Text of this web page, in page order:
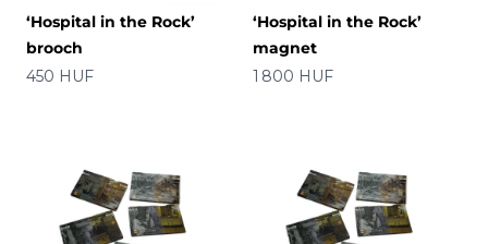
‘Hospital in the Rock’
brooch
价格
450 HUF
‘Hospital in the Rock’
magnet
价格
1 800 HUF